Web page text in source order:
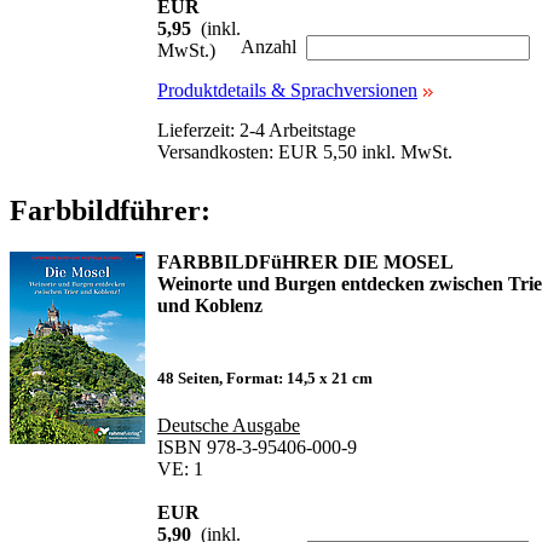
EUR
5,95 (inkl.
MwSt.)
Anzahl
Produktdetails & Sprachversionen
Lieferzeit: 2-4 Arbeitstage
Versandkosten: EUR 5,50 inkl. MwSt.
Farbbildführer:
FARBBILDFüHRER DIE MOSEL
Weinorte und Burgen entdecken zwischen
und Koblenz
48 Seiten, Format: 14,5 x 21 cm
Deutsche Ausgabe
ISBN 978-3-95406-000-9
VE: 1
EUR
5,90 (inkl.